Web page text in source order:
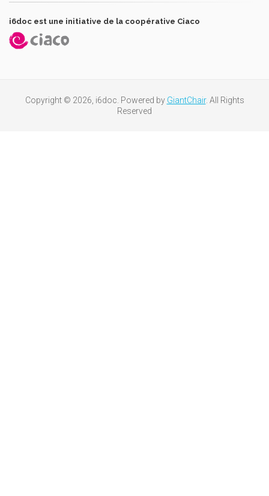
i6doc est une initiative de la coopérative Ciaco
Copyright © 2026, i6doc. Powered by GiantChair. All Rights
Reserved